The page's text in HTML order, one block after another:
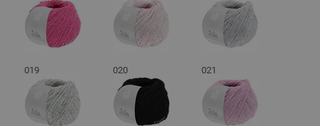
019 020 021